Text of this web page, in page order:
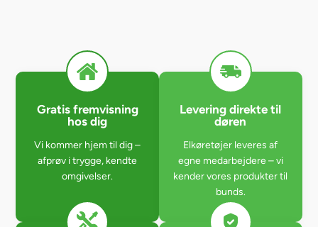
Gratis fremvisning
hos dig
Vi kommer hjem til dig –
afprøv i trygge, kendte
omgivelser.
Levering direkte til
døren
Elkøretøjer leveres af
egne medarbejdere – vi
kender vores produkter til
bunds.